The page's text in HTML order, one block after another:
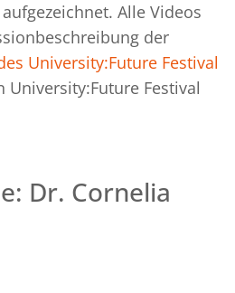
Alle Videos
der
University:Future Festival
University:Future Festival
Dr. Cornelia